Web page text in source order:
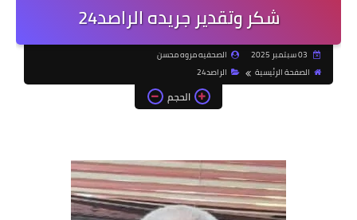
شكر وتقدير جريده الراصد24
الصحفيه مروه محسن
الصفحة الرئيسية
الراصد24
الحجم